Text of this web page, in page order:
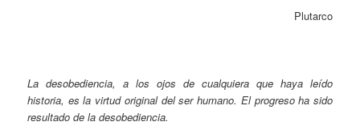
Plutarco
La desobediencia, a los ojos de cualquiera que haya leído
historia, es la virtud original del ser humano. El progreso ha sido
resultado de la desobediencia.